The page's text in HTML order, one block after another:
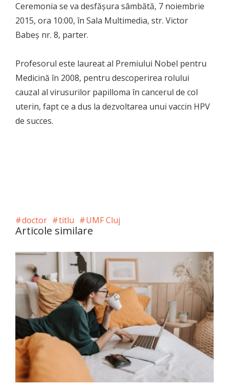
Ceremonia se va desfăşura sâmbătă, 7 noiembrie
2015, ora 10:00, în Sala Multimedia, str. Victor
Babeş nr. 8, parter.
Profesorul este laureat al Premiului Nobel pentru
Medicină în 2008, pentru descoperirea rolului
cauzal al virusurilor papilloma în cancerul de col
uterin, fapt ce a dus la dezvoltarea unui vaccin HPV
de succes.
doctor titlu UMF Cluj
Articole similare